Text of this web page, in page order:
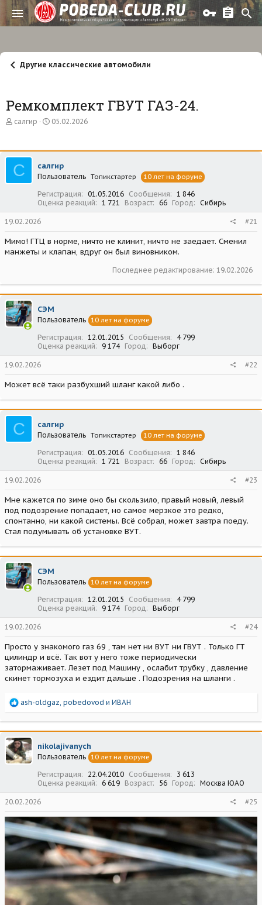
Другие классические автомобили
Ремкомплект ГВУТ ГАЗ-24.
А
о
р
т
е
салгир
Д
а
а
ч
л
а
05.02.2026
С салгир
Пользователь Топикстартер 10 лет на форуме
Регистрация 01.05.2016 Сообщения
1 846
Оценка реакций
1 721 Возраст 66 Город Сибирь
19.02.2026 #21
Мимо! ГТЦ в норме, ничто не клинит, ничто не заедает. Сменил
манжеты и клапан, вдруг он был виновником.
Последнее редактирование: 19.02.2026
СЭМ
Пользователь 10 лет на форуме
Регистрация 12.01.2015 Сообщения
4 799
Оценка реакций
9 174 Город Выборг
19.02.2026 #22
Может всё таки разбухший шланг какой либо .
С салгир
Пользователь Топикстартер 10 лет на форуме
Регистрация 01.05.2016 Сообщения
1 846
Оценка реакций
1 721 Возраст 66 Город Сибирь
19.02.2026 #23
Мне кажется по зиме оно бы скользило, правый новый, левый
под подозрение попадает, но самое мерзкое это редко,
спонтанно, ни какой системы. Всё собрал, может завтра поеду.
Стал подумывать об установке ВУТ.
СЭМ
Пользователь 10 лет на форуме
Регистрация 12.01.2015 Сообщения
4 799
Оценка реакций
9 174 Город Выборг
19.02.2026 #24
Просто у знакомого газ 69 , там нет ни ВУТ ни ГВУТ . Только ГТ
цилиндр и всё. Так вот у него тоже периодически
затормаживает. Лезет под Машину , ослабит трубку , давление
скинет тормозуха и ездит дальше . Подозрения на шланги .
Р
а
к
ц
и
и
ash-oldgaz, pobedovod и ИВАН
nikolajivanych
Пользователь 10 лет на форуме
Регистрация 22.04.2010 Сообщения
3 613
Оценка реакций
6 619 Возраст 56 Город Москва ЮАО
20.02.2026 #25